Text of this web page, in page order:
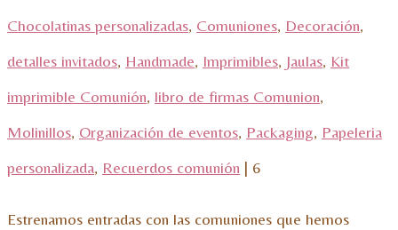
Chocolatinas personalizadas, Comuniones, Decoración,
detalles invitados, Handmade, Imprimibles, Jaulas, Kit
imprimible Comunión, libro de firmas Comunion,
Molinillos, Organización de eventos, Packaging, Papeleria
personalizada, Recuerdos comunión | 6
Estrenamos entradas con las comuniones que hemos